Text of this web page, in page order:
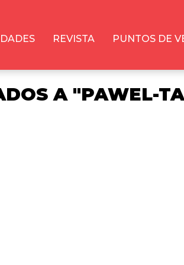
REVISTA PUNTOS DE
A "PAWEL-